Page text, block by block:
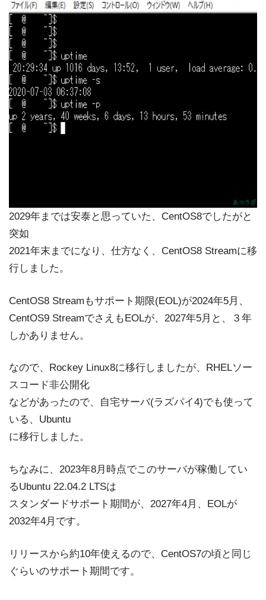
2029年までは安泰と思っていた、CentOS8でしたがと
突如
2021年末までになり、仕方なく、CentOS8 Streamに移
行しました。
CentOS8 Streamもサポート期限(EOL)が2024年5月、
CentOS9 StreamでさえもEOLが、2027年5月と、３年
しかありません。
なので、Rockey Linux8に移行しましたが、RHELソー
スコード非公開化
などがあったので、自宅サーバ(ラズパイ4)でも使って
いる、Ubuntu
に移行しました。
ちなみに、2023年8月時点でこのサーバが稼働してい
るUbuntu 22.04.2 LTSは
スタンダードサポート期間が、2027年4月、EOLが
2032年4月です。
リリースから約10年使えるので、CentOS7の頃と同じ
ぐらいのサポート期間です。